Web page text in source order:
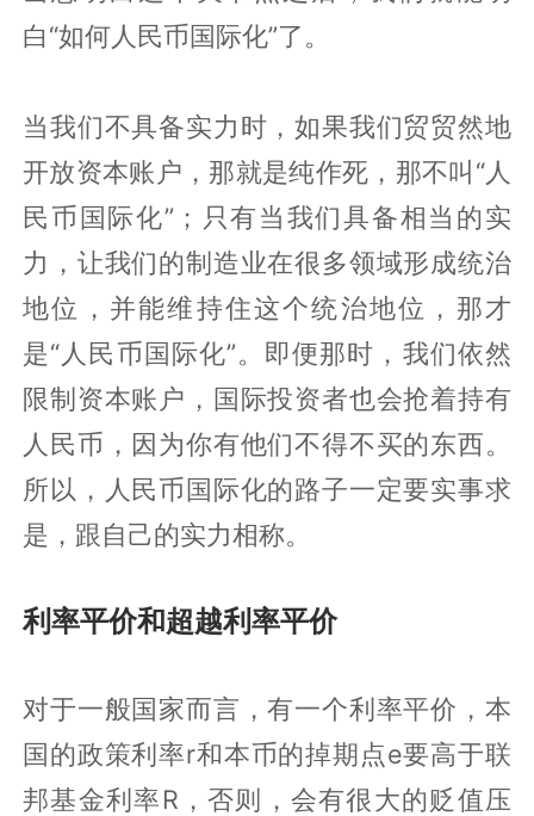
白“如何人民币国际化”了。
当我们不具备实力时，如果我们贸贸然地
开放资本账户，那就是纯作死，那不叫“人
民币国际化”；只有当我们具备相当的实
力，让我们的制造业在很多领域形成统治
地位，并能维持住这个统治地位，那才
是“人民币国际化”。即便那时，我们依然
限制资本账户，国际投资者也会抢着持有
人民币，因为你有他们不得不买的东西。
所以，人民币国际化的路子一定要实事求
是，跟自己的实力相称。
利率平价和超越利率平价
对于一般国家而言，有一个利率平价，本
国的政策利率r和本币的掉期点e要高于联
邦基金利率R，否则，会有很大的贬值压